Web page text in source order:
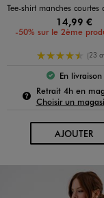
Tee-shirt manches courtes avec détails brodés
14,99 €
-50% sur le 2ème
4.5/5 de(23
Le
En livraison
Retrait 4h en
Choisir un
AJOUTER